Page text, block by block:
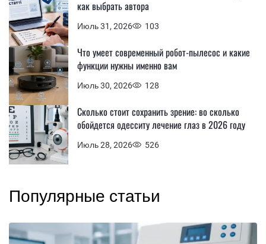
Июль 31, 2026 103
как выбрать автора
Июль 30, 2026 128
Что умеет современный робот-пылесос и какие
функции нужны именно вам
Июль 28, 2026 526
Сколько стоит сохранить зрение: во сколько
обойдется одесситу лечение глаз в 2026 году
Популярные статьи